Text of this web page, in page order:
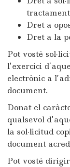
Dret a
Dret a la
Pot vostè
l’exercici
electrònic a
document.
Donat el
qualsevol
la sol·licitud
document
Pot vostè